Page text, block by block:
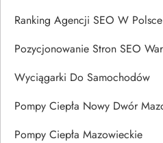
Ranking Agencji SEO W Polsce
Pozycjonowanie Stron SEO
Wyciągarki Do Samochodów
Pompy Ciepła Nowy Dwór
Pompy Ciepła Mazowieckie